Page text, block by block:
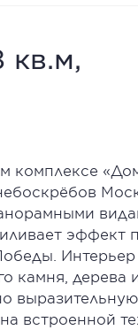
кв.м,
комплексе
эффект
камня, дерева
встроенной